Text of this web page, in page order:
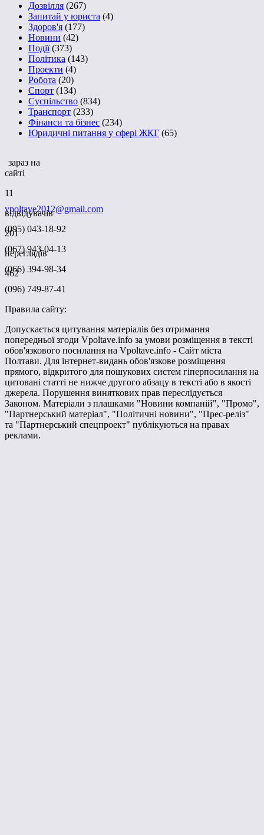
Дозвілля (267)
Запитай у юриста (4)
Здоров'я (177)
Новини (42)
Події(373)
Політика (143)
Проекти (4)
Робота (20)
Спорт (134)
Суспільство (834)
Транспорт (233)
Фінанси та бізнес (234)
Юридичні питання у сфері ЖКГ (65)
зараз на
сайті
11
відвідувачів
201
переглядів
462
vpoltave2012@gmail.com
(095) 043-18-92
(067) 943-04-13
(066) 394-98-34
(096) 749-87-41
Правила сайту:
Допускається цитування матеріалів без отримання
попередньої згоди Vpoltave.info за умови розміщення в тексті
обов'язкового посилання на Vpoltave.info - Сайт міста
Полтави. Для інтернет-видань обов'язкове розміщення
прямого, відкритого для пошукових систем гіперпосилання на
цитовані статті не нижче другого абзацу в тексті або в якості
джерела. Порушення виняткових прав переслідується
Законом. Матеріали з плашками "Новини компаній", "Промо",
"Партнерський матеріал", "Політичні новини", "Прес-реліз"
та "Партнерський спецпроект" публікуються на правах
реклами.